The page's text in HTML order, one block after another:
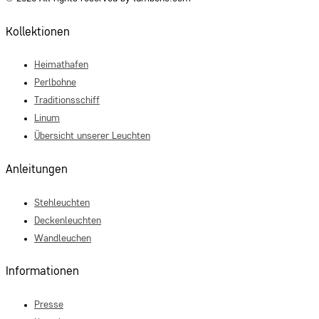
Kollektionen
Heimathafen
Perlbohne
Traditionsschiff
Linum
Übersicht unserer Leuchten
Anleitungen
Stehleuchten
Deckenleuchten
Wandleuchen
Informationen
Presse